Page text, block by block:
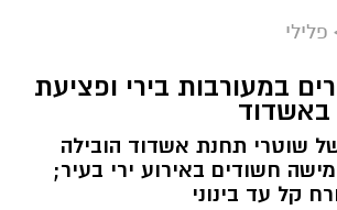
פלילי
במעורבות בירי ופציעת
באשדוד
שוטרי תחנת אשדוד הובילה
חשודים באירוע ירי בעיר;
קל עד בינוני